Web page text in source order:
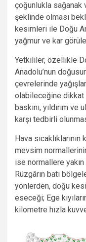
çoğunlukla sağanak
şeklinde olması
kesimleri ile Doğu
yağmur ve kar
Yetkililer, özellikle
Anadolu’nun
çevrelerinde
olabileceğine dikkat
baskını, yıldırım
karşı tedbirli
Hava
mevsim
ise normallere
Rüzgârın batı
yönlerden, doğu
eseceği; Ege
kilometre hızla